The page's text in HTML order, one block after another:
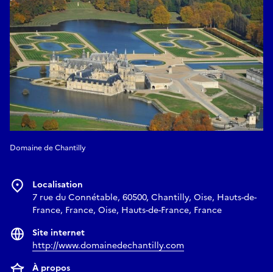
Domaine de Chantilly
Localisation
7 rue du Connétable, 60500, Chantilly, Oise, Hauts-de-
France, France, Oise, Hauts-de-France, France
Site internet
http://www.domainedechantilly.com
À propos